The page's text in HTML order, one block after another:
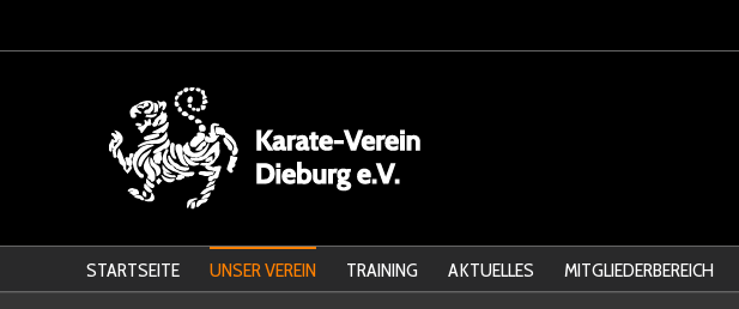
STARTSEITE UNSER VEREIN TRAINING AKTUELLES MITGLIEDERBEREICH